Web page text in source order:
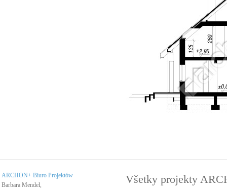
ARCHON+ Biuro Projektów
Barbara Mendel,
Všetky projekty